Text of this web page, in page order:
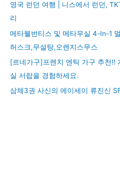
영국 런던 여행 | 니스에서 런던,
리
메타웰번티스 및 메타무실 4-In-1
허스크,무설탕,오렌지스무스
[르네가구]프렌치 엔틱 가구 추천!!
실 서랍을 경험하세요.
삼체3권 사신의 에이세이 류진신